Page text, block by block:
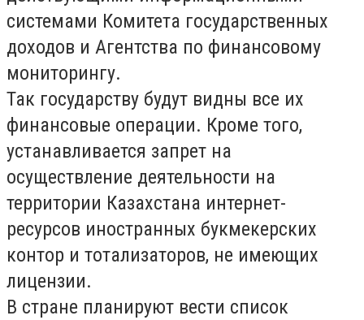
системами Комитета государственных
доходов и Агентства по финансовому
мониторингу.
Так государству будут видны все их
финансовые операции. Кроме того,
устанавливается запрет на
осуществление деятельности на
территории Казахстана интернет-
ресурсов иностранных букмекерских
контор и тотализаторов, не имеющих
лицензии.
В стране планируют вести список